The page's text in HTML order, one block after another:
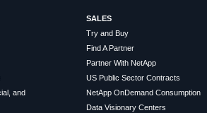
and
SALES
Try and Buy
Find A Partner
Partner With NetApp
US Public Sector Contracts
NetApp OnDemand Consumption
Data Visionary Centers